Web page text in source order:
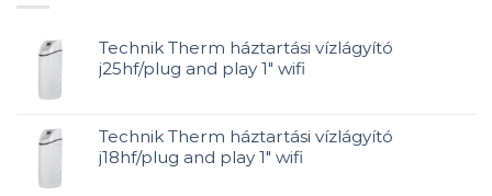
Technik Therm háztartási vízlágyító
j25hf/plug and play 1" wifi
Technik Therm háztartási vízlágyító
j18hf/plug and play 1" wifi